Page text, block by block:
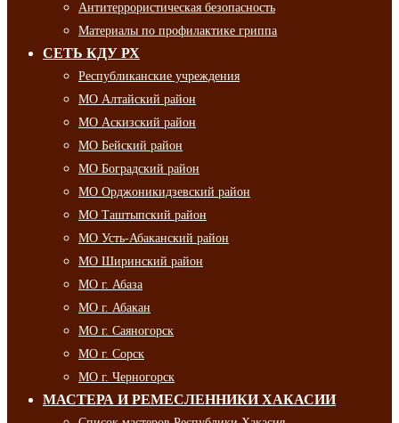
Антитеррористическая безопасность
Материалы по профилактике гриппа
СЕТЬ КДУ РХ
Республиканские учреждения
МО Алтайский район
МО Аскизский район
МО Бейский район
МО Боградский район
МО Орджоникидзевский район
МО Таштыпский район
МО Усть-Абаканский район
МО Ширинский район
МО г. Абаза
МО г. Абакан
МО г. Саяногорск
МО г. Сорск
МО г. Черногорск
МАСТЕРА И РЕМЕСЛЕННИКИ ХАКАСИИ